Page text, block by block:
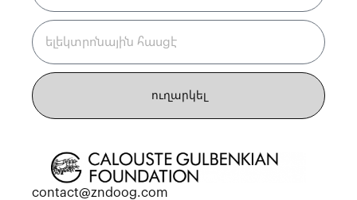
ուղարկել
contact@zndoog.com